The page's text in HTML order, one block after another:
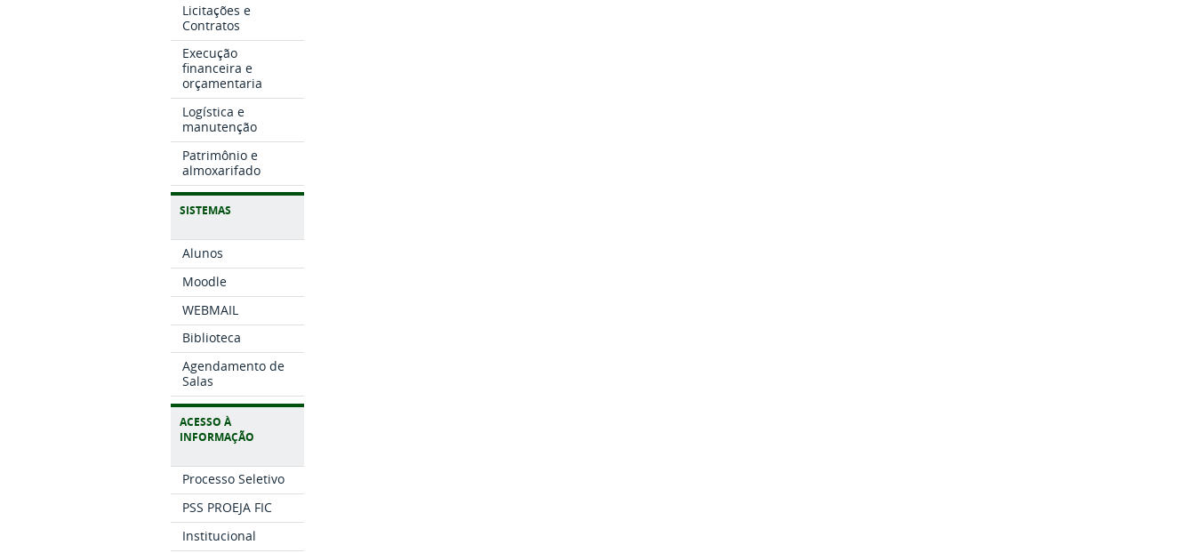
Licitações e
Contratos
Execução
financeira e
orçamentaria
Logística e
manutenção
Patrimônio e
almoxarifado
SISTEMAS
Alunos
Moodle
WEBMAIL
Biblioteca
Agendamento de
Salas
ACESSO À
INFORMAÇÃO
Processo Seletivo
PSS PROEJA FIC
Institucional